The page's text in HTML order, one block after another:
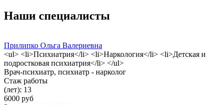
Наши специалисты
Прилипко Ольга Валериевна
<ul> <li>Психиатрия</li> <li>Наркология</li> <li>Детская и
подростковая психиатрия</li> </ul>
Врач-психиатр, психиатр - нарколог
Стаж работы
(лет): 13
6000 руб